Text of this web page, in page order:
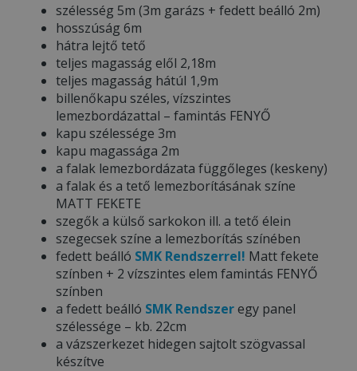
szélesség 5m (3m garázs + fedett beálló 2m)
hosszúság 6m
hátra lejtő tető
teljes magasság elől 2,18m
teljes magasság hátúl 1,9m
billenőkapu széles, vízszintes
lemezbordázattal – famintás FENYŐ
kapu szélessége 3m
kapu magassága 2m
a falak lemezbordázata függőleges (keskeny)
a falak és a tető lemezborításának színe
MATT FEKETE
szegők a külső sarkokon ill. a tető élein
szegecsek színe a lemezborítás színében
fedett beálló SMK Rendszerrel! Matt fekete
színben + 2 vízszintes elem famintás FENYŐ
színben
a fedett beálló SMK Rendszeregy panel
szélessége – kb. 22cm
a vázszerkezet hidegen sajtolt szögvassal
készítve